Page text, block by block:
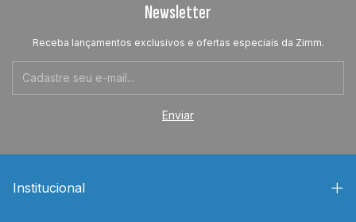
Newsletter
Receba lançamentos exclusivos e ofertas especiais da Zimm.
Institucional